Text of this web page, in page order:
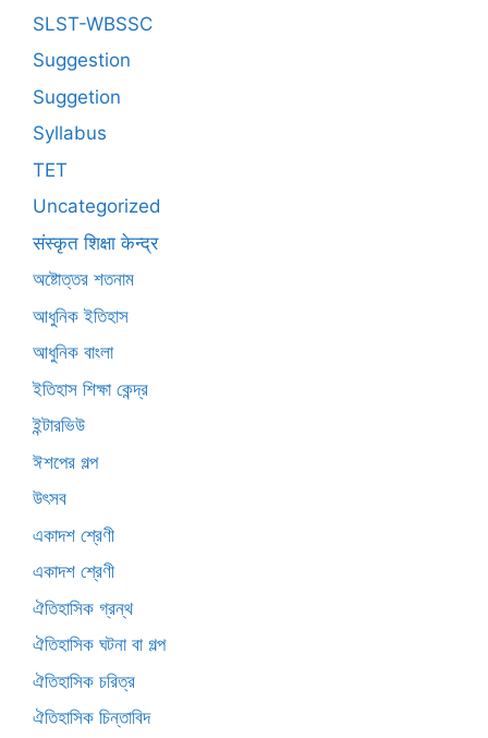
SLST-WBSSC
Suggestion
Suggetion
Syllabus
TET
Uncategorized
संस्कृत शिक्षा केन्द्र
অষ্টোত্তর শতনাম
আধুনিক ইতিহাস
আধুনিক বাংলা
ইতিহাস শিক্ষা কেন্দ্র
ইন্টারভিউ
ঈশপের গল্প
উৎসব
একাদশ শ্রেণী
একাদশ শ্রেণী
ঐতিহাসিক গ্রন্থ
ঐতিহাসিক ঘটনা বা গল্প
ঐতিহাসিক চরিত্র
ঐতিহাসিক চিন্তাবিদ